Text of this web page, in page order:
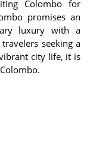
Colombo for
promises an
luxury with a
seeking a
city life, it is